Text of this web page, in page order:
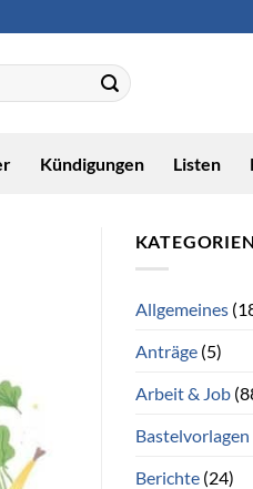
Kündigungen Listen
KATEGORIEN
Allgemeines
Anträge(5)
Arbeit & Job
Bastelvorlagen
Berichte(24)